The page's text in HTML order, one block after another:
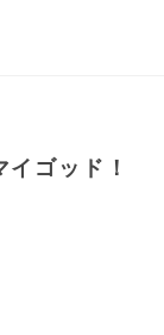
ゴッド！